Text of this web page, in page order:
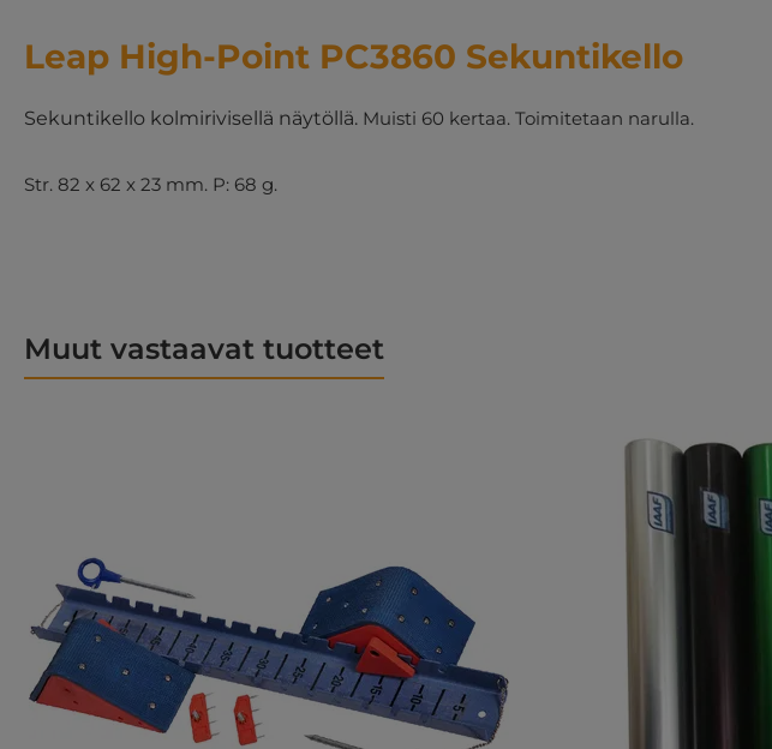
Leap High-Point PC3860 Sekuntikello
Sekuntikello kolmirivisellä näytöllä. Muisti 60 kertaa. Toimitetaan narulla.
Str. 82 x 62 x 23 mm. P: 68 g.
Muut vastaavat tuotteet